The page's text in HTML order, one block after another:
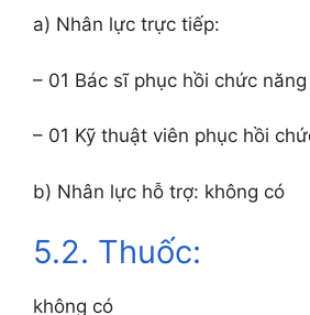
a) Nhân lực trực tiếp:
– 01 Bác sĩ phục hồi chức năng
– 01 Kỹ thuật viên phục hồi
b) Nhân lực hỗ trợ: không có
5.2. Thuốc:
không có